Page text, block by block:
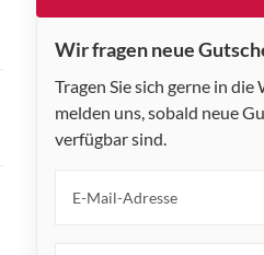
Wir fragen neue
Tragen Sie sich gerne in
melden uns, sobald neue
verfügbar sind.